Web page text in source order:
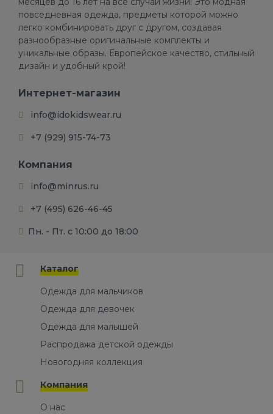
повседневная одежда, предметы которой можно
легко комбинировать друг с другом, создавая
разнообразные оригинальные комплекты и
уникальные образы. Европейское качество, стильный
дизайн и удобный крой!
Интернет-магазин
info@idokidswear.ru
+7 (929) 915-74-73
Компания
info@minrus.ru
+7 (495) 626-46-45
Пн. - Пт. с 10:00 до 18:00
Каталог
Одежда для мальчиков
Одежда для девочек
Одежда для малышей
Распродажа детской одежды
Новогодняя коллекция
Компания
О нас